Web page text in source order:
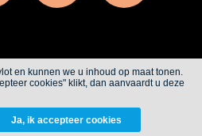
Privacy
FROM ALWAYS AWAKE
en kunnen we u inhoud op maat tonen.
cookies" klikt, dan aanvaardt u deze
Ja, ik accepteer cookies